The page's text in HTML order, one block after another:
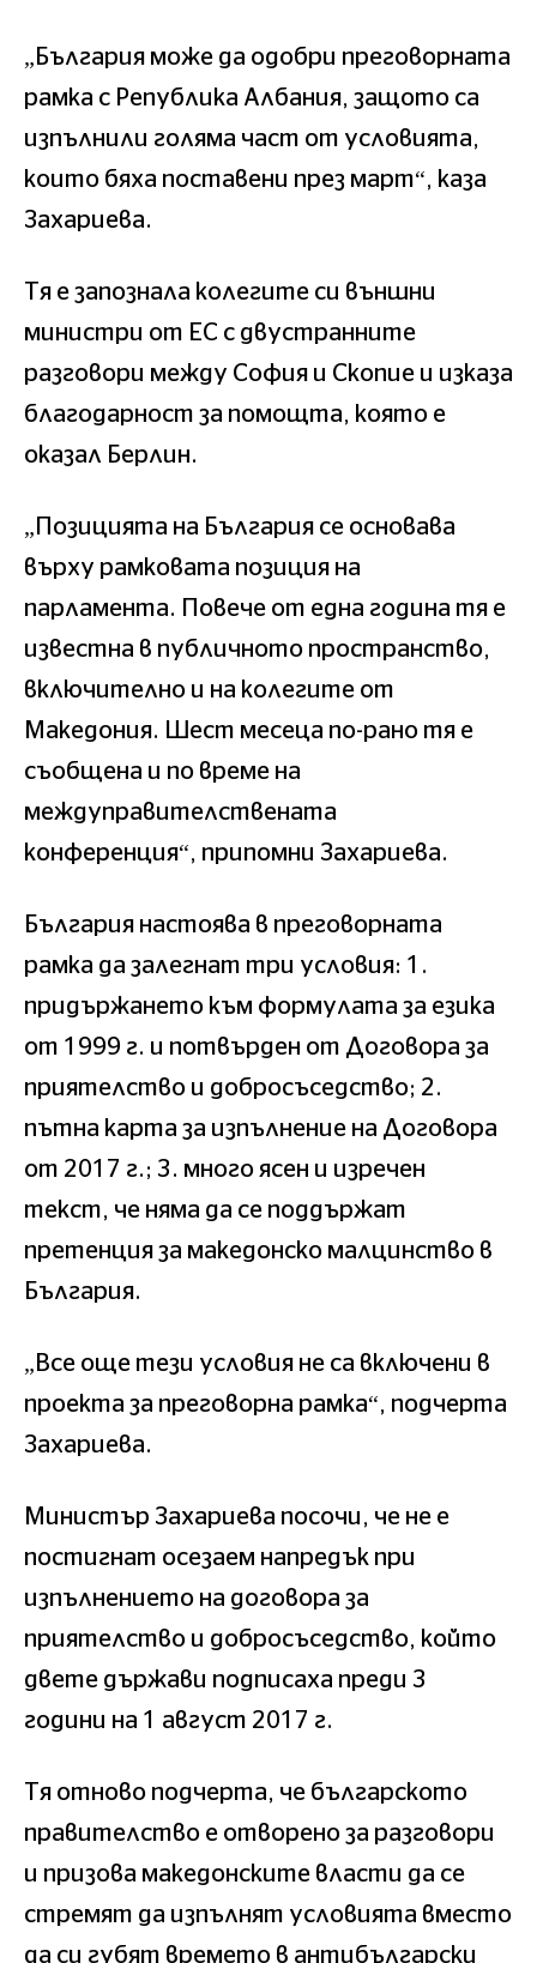
„България може да одобри преговорната
рамка с Република Албания, защото са
изпълнили голяма част от условията,
които бяха поставени през март“, каза
Захариева.
Тя е запознала колегите си външни
министри от ЕС с двустранните
разговори между София и Скопие и изказа
благодарност за помощта, която е
оказал Берлин.
„Позицията на България се основава
върху рамковата позиция на
парламента. Повече от една година тя е
известна в публичното пространство,
включително и на колегите от
Македония. Шест месеца по-рано тя е
съобщена и по време на
междуправителствената
конференция“, припомни Захариева.
България настоява в преговорната
рамка да залегнат три условия: 1.
придържането към формулата за езика
от 1999 г. и потвърден от Договора за
приятелство и добросъседство; 2.
пътна карта за изпълнение на Договора
от 2017 г.; 3. много ясен и изречен
текст, че няма да се поддържат
претенция за македонско малцинство в
България.
„Все още тези условия не са включени в
проекта за преговорна рамка“, подчерта
Захариева.
Министър Захариева посочи, че не е
постигнат осезаем напредък при
изпълнението на договора за
приятелство и добросъседство, който
двете държави подписаха преди 3
години на 1 август 2017 г.
Тя отново подчерта, че българското
правителство е отворено за разговори
и призова македонските власти да се
стремят да изпълнят условията вместо
да си губят времето в антибългарски